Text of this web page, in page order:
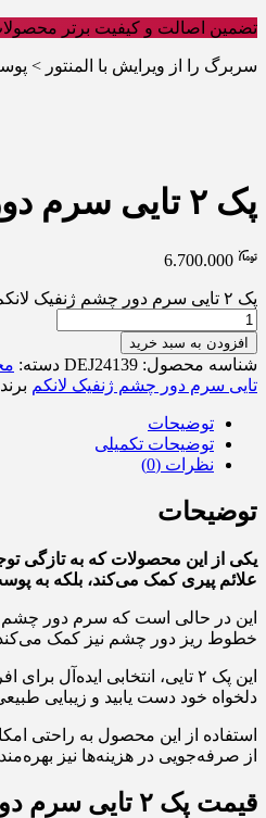
تضمین اصالت و کیفیت برتر
سربرگ را از ویرایش با المنتور >
پک ۲ تایی سرم دور چشم ژنفیک لانکم | Lancôme Genfic Eye Serum 2-pack
6.700.000
پک ۲ تایی سرم دور چشم ژنفیک لانکم | Lancôme Genfic Eye Serum 2-pack عدد
افزودن به سبد خرید
شناسه محصول: DEJ24139 دسته:
تایی سرم دور چشم ژنفیک لانکم
توضیحات
توضیحات تکمیلی
نظرات (0)
توضیحات
یکی از این محصولات که به تازگی
علائم پیری کمک می‌کند، بلکه به
این در حالی است که سرم دور چشم
خطوط ریز دور چشم نیز کمک
این پک ۲ تایی، انتخابی
دلخواه خود دست یابید و زیبایی
از صرفه‌جویی در هزینه‌ها نیز
قیمت پک ۲ تایی سرم